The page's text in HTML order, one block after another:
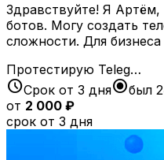
Здравствуйте! Я Артём,
ботов. Могу создать
сложности. Для
Протестирую Teleg…
scheduleСрок от 3 дняradio_button_checkedбыл
от 2 000 ₽
срок от 3 дня